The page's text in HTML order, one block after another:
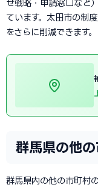
せ戦略・申請窓口など
ています。太田市の制
をさらに削減できます。
群馬県の他
群馬県内の他の市町村